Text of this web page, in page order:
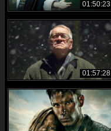
01:50:23
01:57:28